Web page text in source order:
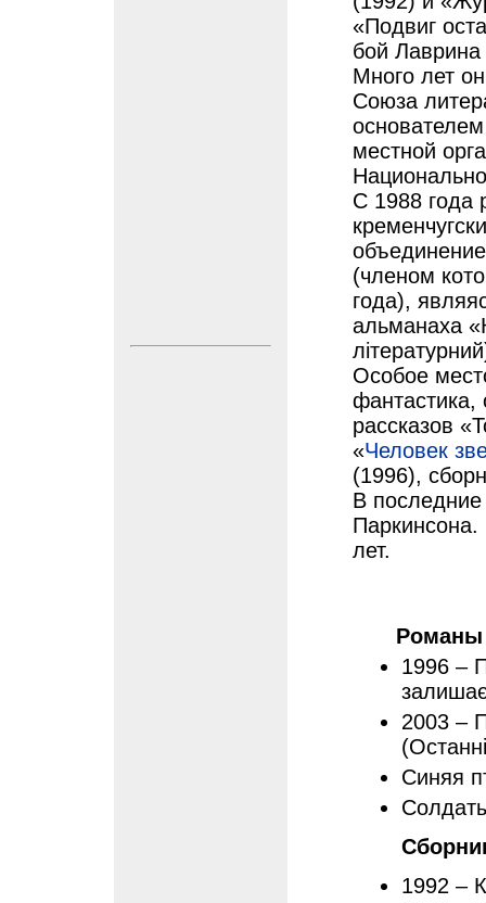
«Подвиг
бой
Много лет
Союза
местной
С 1988 года
(членом
года),
альманаха
Особое
фантастика,
рассказов
«Человек
(1996),
В последние
Паркинсона.
лет.
Романы
1996 –
2003 –
Синяя
1992 –